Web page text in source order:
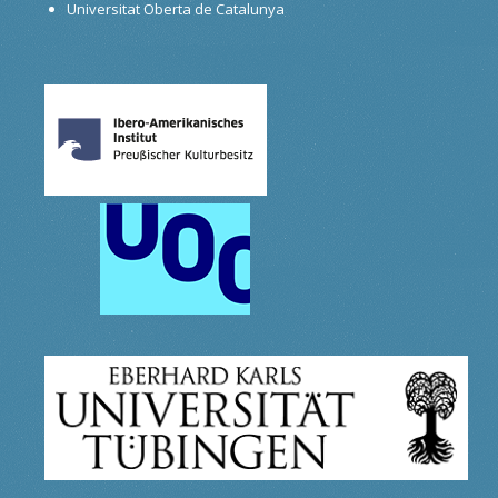
Universitat Oberta de Catalunya